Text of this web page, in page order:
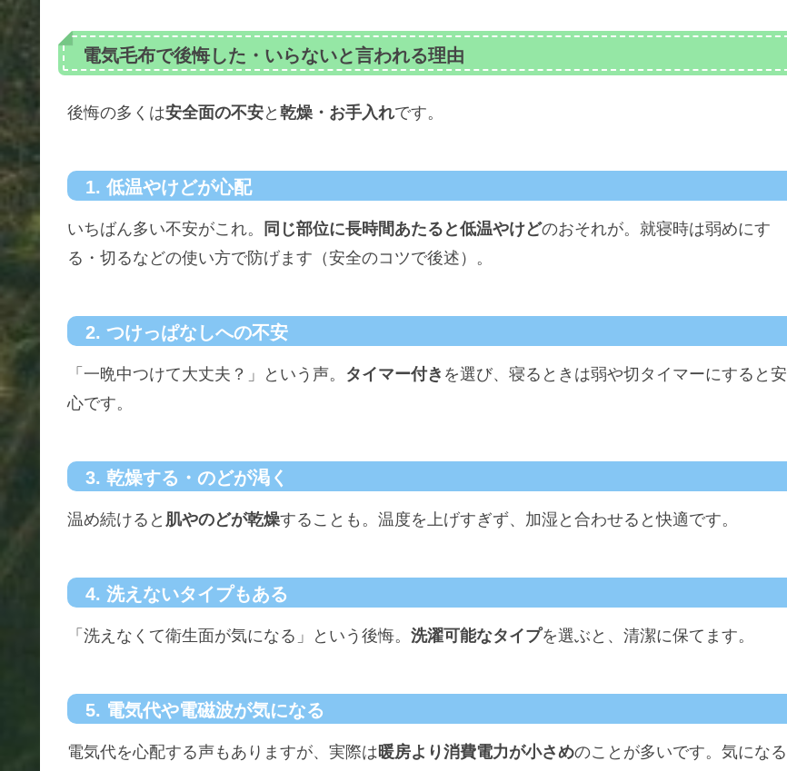
電気毛布で後悔した・いらないと言われる理由
後悔の多くは安全面の不安と 乾燥・お手入れです。
1. 低温やけどが心配
いちばん多い不安がこれ。 同じ部位に長時間あたると低温やけどのおそれが。就寝時は弱めにす
る・切るなどの使い方で防げます（安全のコツで後述）。
2. つけっぱなしへの不安
「一晩中つけて大丈夫？」という声。 タイマー付き を選び、寝るときは弱や切タイマーにすると安
心です。
3. 乾燥する・のどが渇く
温め続けると 肌やのどが乾燥することも。温度を上げすぎず、加湿と合わせると快適です。
4. 洗えないタイプもある
「洗えなくて衛生面が気になる」という後悔。 洗濯可能なタイプを選ぶと、清潔に保てます。
5. 電気代や電磁波が気になる
電気代を心配する声もありますが、実際は暖房より消費電力が小さめのことが多いです。気になる